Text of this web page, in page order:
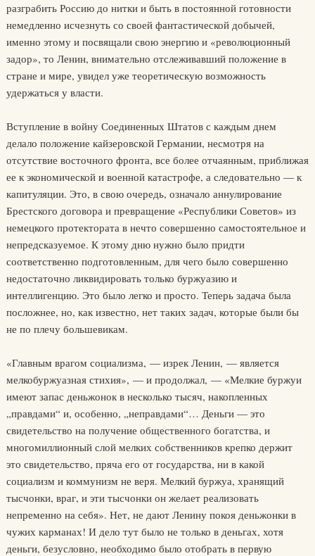
разграбить Россию до нитки и быть в постоянной готовности
немедленно исчезнуть со своей фантастической добычей,
именно этому и посвящали свою энергию и «революционный
задор», то Ленин, внимательно отслеживавший положение в
стране и мире, увидел уже теоретическую возможность
удержаться у власти.
Вступление в войну Соединенных Штатов с каждым днем
делало положение кайзеровской Германии, несмотря на
отсутствие восточного фронта, все более отчаянным, приближая
ее к экономической и военной катастрофе, а следовательно — к
капитуляции. Это, в свою очередь, означало аннулирование
Брестского договора и превращение «Республики Советов» из
немецкого протектората в нечто совершенно самостоятельное и
непредсказуемое. К этому дню нужно было придти
соответственно подготовленным, для чего было совершенно
недостаточно ликвидировать только буржуазию и
интеллигенцию. Это было легко и просто. Теперь задача была
посложнее, но, как известно, нет таких задач, которые были бы
не по плечу большевикам.
«Главным врагом социализма, — изрек Ленин, — является
мелкобуржуазная стихия», — и продолжал, — «Мелкие буржуи
имеют запас деньжонок в несколько тысяч, накопленных
„правдами“ и, особенно, „неправдами“… Деньги — это
свидетельство на получение общественного богатства, и
многомиллионный слой мелких собственников крепко держит
это свидетельство, пряча его от государства, ни в какой
социализм и коммунизм не веря. Мелкий буржуа, хранящий
тысчонки, враг, и эти тысчонки он желает реализовать
непременно на себя». Нет, не дают Ленину покоя деньжонки в
чужих карманах! И дело тут было не только в деньгах, хотя
деньги, безусловно, необходимо было отобрать в первую